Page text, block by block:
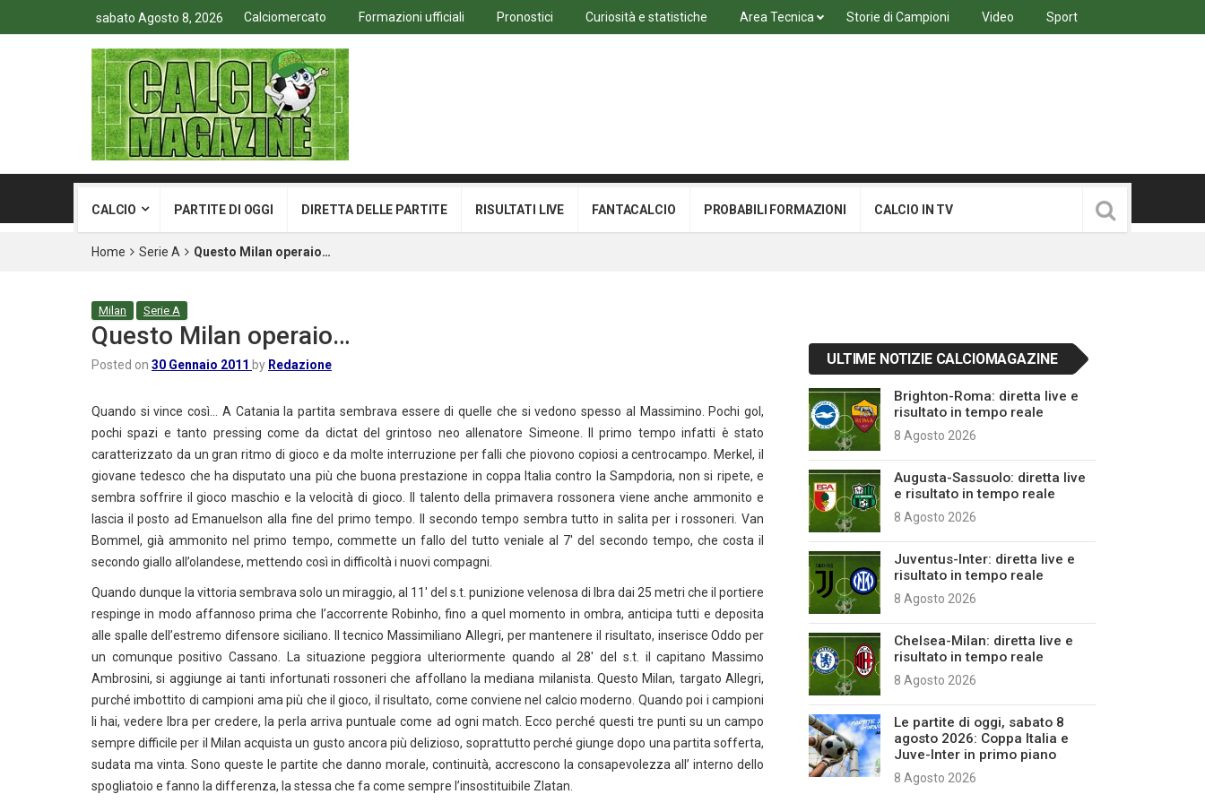
sabato Agosto 8, 2026 Calciomercato Formazioni ufficiali Pronostici Curiosità e statistiche Area Tecnica Storie di Campioni Video Sport
CALCIO PARTITE DI OGGI DIRETTA DELLE PARTITE RISULTATI LIVE FANTACALCIO PROBABILI FORMAZIONI CALCIO IN TV
Home Serie A Questo Milan operaio…
Milan Serie A
Questo Milan operaio…
Posted on 30 Gennaio 2011 by Redazione
Quando si vince così… A Catania la partita sembrava essere di quelle che si vedono spesso al Massimino. Pochi gol,
pochi spazi e tanto pressing come da dictat del grintoso neo allenatore Simeone. Il primo tempo infatti è stato
caratterizzato da un gran ritmo di gioco e da molte interruzione per falli che piovono copiosi a centrocampo. Merkel, il
giovane tedesco che ha disputato una più che buona prestazione in coppa Italia contro la Sampdoria, non si ripete, e
sembra soffrire il gioco maschio e la velocità di gioco. Il talento della primavera rossonera viene anche ammonito e
lascia il posto ad Emanuelson alla fine del primo tempo. Il secondo tempo sembra tutto in salita per i rossoneri. Van
Bommel, già ammonito nel primo tempo, commette un fallo del tutto veniale al 7′ del secondo tempo, che costa il
secondo giallo all’olandese, mettendo così in difficoltà i nuovi compagni.
Quando dunque la vittoria sembrava solo un miraggio, al 11′ del s.t. punizione velenosa di Ibra dai 25 metri che il portiere
respinge in modo affannoso prima che l’accorrente Robinho, fino a quel momento in ombra, anticipa tutti e deposita
alle spalle dell’estremo difensore siciliano. Il tecnico Massimiliano Allegri, per mantenere il risultato, inserisce Oddo per
un comunque positivo Cassano. La situazione peggiora ulteriormente quando al 28′ del s.t. il capitano Massimo
Ambrosini, si aggiunge ai tanti infortunati rossoneri che affollano la mediana milanista. Questo Milan, targato Allegri,
purché imbottito di campioni ama più che il gioco, il risultato, come conviene nel calcio moderno. Quando poi i campioni
li hai, vedere Ibra per credere, la perla arriva puntuale come ad ogni match. Ecco perché questi tre punti su un campo
sempre difficile per il Milan acquista un gusto ancora più delizioso, soprattutto perché giunge dopo una partita sofferta,
sudata ma vinta. Sono queste le partite che danno morale, continuità, accrescono la consapevolezza all’ interno dello
spogliatoio e fanno la differenza, la stessa che fa come sempre l’insostituibile Zlatan.
ULTIME NOTIZIE CALCIOMAGAZINE
Brighton-Roma: diretta live e
risultato in tempo reale
8 Agosto 2026
Augusta-Sassuolo: diretta live
e risultato in tempo reale
8 Agosto 2026
Juventus-Inter: diretta live e
risultato in tempo reale
8 Agosto 2026
Chelsea-Milan: diretta live e
risultato in tempo reale
8 Agosto 2026
Le partite di oggi, sabato 8
agosto 2026: Coppa Italia e
Juve-Inter in primo piano
8 Agosto 2026